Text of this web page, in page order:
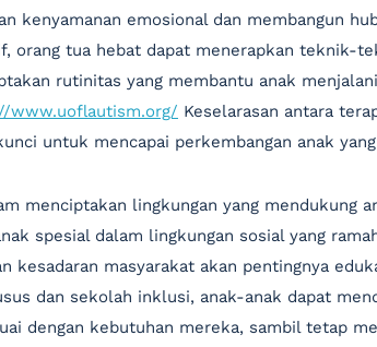
kenyamanan emosional dan membangun
orang tua hebat dapat menerapkan teknik-
rutinitas yang membantu anak
www.uoflautism.org/ Keselarasan antara
untuk mencapai perkembangan anak
menciptakan lingkungan yang mendukung
spesial dalam lingkungan sosial yang
kesadaran masyarakat akan pentingnya
dan sekolah inklusi, anak-anak dapat
dengan kebutuhan mereka, sambil tetap